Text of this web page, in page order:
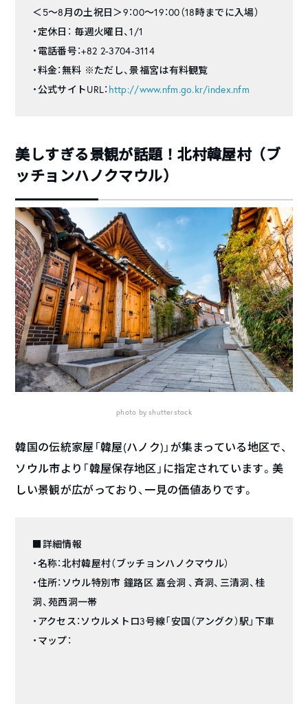
＜5～8月の土祝日＞9：00～19：00（18時までに入場）
・定休日： 毎週火曜日、1/1
・電話番号：+82 2-3704-3114
・料金：無料 ※ただし、景福宮は有料観覧
・公式サイトURL： http://www.nfm.go.kr/index.nfm
美しすぎる景観が話題！北村韓屋村（ブ
ッチョンハノクマウル）
photo by shutterstock
韓国の伝統家屋「韓屋(ハノク)」が集まっている地区で、
ソウル市より「韓屋保存地区」に指定されています。美
しい景観が広がっており、一見の価値ありです。
■詳細情報
・名称：北村韓屋村（ブッチョンハノクマウル）
・住所：ソウル特別市 鐘路区 嘉会洞 、斉洞、三清洞、桂
洞、苑西洞一帯
・アクセス：ソウルメトロ3号線「安国（アングク）駅」下車
・マップ：